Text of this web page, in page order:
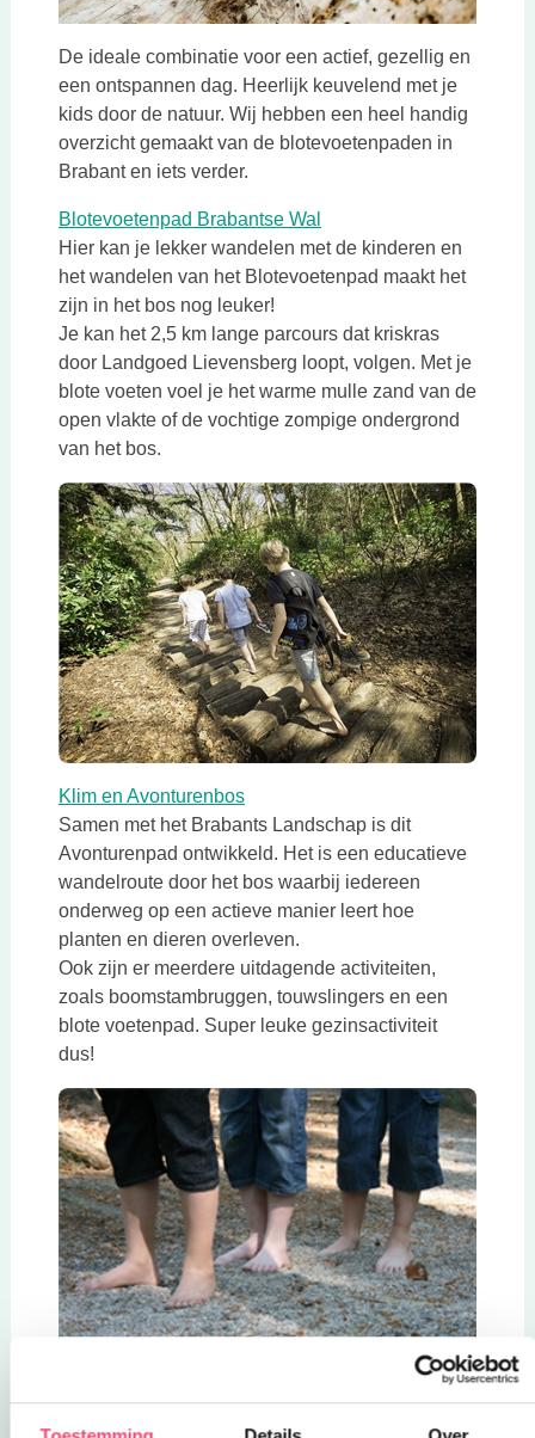
De ideale combinatie voor een actief, gezellig en
een ontspannen dag. Heerlijk keuvelend met je
kids door de natuur. Wij hebben een heel handig
overzicht gemaakt van de blotevoetenpaden in
Brabant en iets verder.
Blotevoetenpad Brabantse Wal
Hier kan je lekker wandelen met de kinderen en
het wandelen van het Blotevoetenpad maakt het
zijn in het bos nog leuker!
Je kan het 2,5 km lange parcours dat kriskras
door Landgoed Lievensberg loopt, volgen. Met je
blote voeten voel je het warme mulle zand van de
open vlakte of de vochtige zompige ondergrond
van het bos.
Klim en Avonturenbos
Samen met het Brabants Landschap is dit
Avonturenpad ontwikkeld. Het is een educatieve
wandelroute door het bos waarbij iedereen
onderweg op een actieve manier leert hoe
planten en dieren overleven.
Ook zijn er meerdere uitdagende activiteiten,
zoals boomstambruggen, touwslingers en een
blote voetenpad. Super leuke gezinsactiviteit
dus!
Natuurspeeltuin HoppiesDeze link opent in een nieuwe
Ammerzoden, Noord-Brabant